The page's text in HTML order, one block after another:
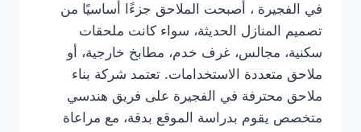
في الفجيرة ، أصبحت الملاحق جزءًا أساسيًا من
تصميم المنازل الحديثة، سواء كانت ملحقات
سكنية، مجالس، غرف خدم، مطابخ خارجية، أو
ملاحق متعددة الاستخدامات. تعتمد شركة بناء
ملاحق محترفة في الفجيرة على فريق هندسي
متخصص يقوم بدراسة الموقع بدقة، مع مراعاة